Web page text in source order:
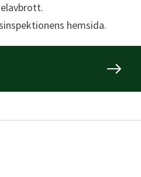
hemsida.